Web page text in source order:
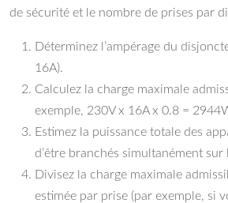
de sécurité et le nombre de prises par
Déterminez l’ampérage du
16A).
Calculez la charge maximale
exemple, 230V x 16A x 0.8 =
Estimez la puissance totale des
d’être branchés simultanément
Divisez la charge maximale
estimée par prise (par exemple, si